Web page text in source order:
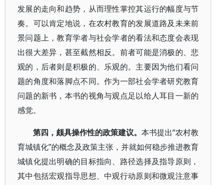
发展的走向和趋势，从而理性掌控其运行的幅度与节
奏。可以肯定地说，在农村教育的发展道路及未来前
景问题上，教育学者与社会学者的看法和态度会表现
出很大差异，甚至截然相反。前者可能是消极的、悲
观的，后者则是积极的、乐观的。主要因为他们看问
题的角度和落脚点不同。作为一部社会学者研究教育
问题的新书，本书的视角与观点足以给人耳目一新的
感觉。
第四，颇具操作性的政策建议。本书提出“农村教
育城镇化”的概念及政策主张，并就如何稳步推进教育
城镇化提出明确的目标指向、路径选择及指导原则，
其中包括宏观指导思想、中观行动原则和微观注意事